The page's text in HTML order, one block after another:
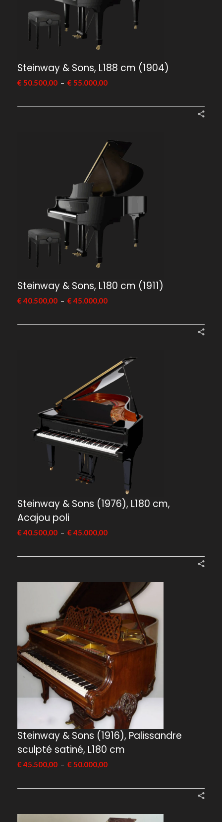
Steinway & Sons, L188 cm (1904)
€ 50.500,00 – € 55.000,00
Steinway & Sons, L180 cm (1911)
€40.500,00 – €45.000,00
Steinway & Sons (1976), L180 cm,
Acajou poli
€40.500,00 – €45.000,00
Steinway & Sons (1916), Palissandre
sculpté satiné, L180 cm
€45.500,00 – € 50.000,00